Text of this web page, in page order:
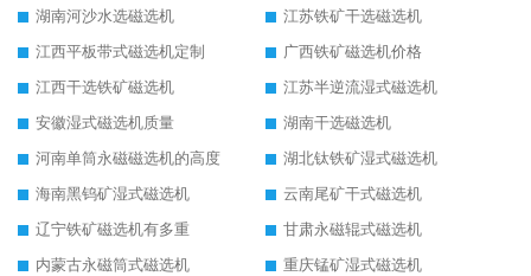
湖南河沙水选磁选机
江苏铁矿干选磁选机
江西平板带式磁选机定制
广西铁矿磁选机价格
江西干选铁矿磁选机
江苏半逆流湿式磁选机
安徽湿式磁选机质量
湖南干选磁选机
河南单筒永磁磁选机的高度
湖北钛铁矿湿式磁选机
海南黑钨矿湿式磁选机
云南尾矿干式磁选机
辽宁铁矿磁选机有多重
甘肃永磁辊式磁选机
内蒙古永磁筒式磁选机
重庆锰矿湿式磁选机